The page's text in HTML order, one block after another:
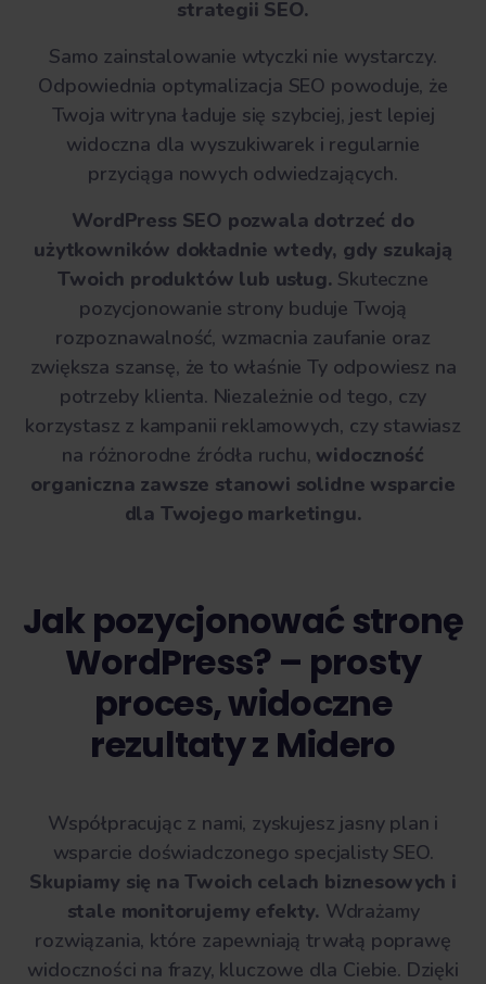
strategii SEO.
Samo zainstalowanie wtyczki nie wystarczy.
Odpowiednia optymalizacja SEO powoduje, że
Twoja witryna ładuje się szybciej, jest lepiej
widoczna dla wyszukiwarek i regularnie
przyciąga nowych odwiedzających.
WordPress SEO pozwala dotrzeć do
użytkowników dokładnie wtedy, gdy szukają
Twoich produktów lub usług. Skuteczne
pozycjonowanie strony buduje Twoją
rozpoznawalność, wzmacnia zaufanie oraz
zwiększa szansę, że to właśnie Ty odpowiesz na
potrzeby klienta. Niezależnie od tego, czy
korzystasz z kampanii reklamowych, czy stawiasz
na różnorodne źródła ruchu, widoczność
organiczna zawsze stanowi solidne wsparcie
dla Twojego marketingu.
Jak pozycjonować stronę
WordPress? – prosty
proces, widoczne
rezultaty z Midero
Współpracując z nami, zyskujesz jasny plan i
wsparcie doświadczonego specjalisty SEO.
Skupiamy się na Twoich celach biznesowych i
stale monitorujemy efekty. Wdrażamy
rozwiązania, które zapewniają trwałą poprawę
widoczności na frazy, kluczowe dla Ciebie. Dzięki